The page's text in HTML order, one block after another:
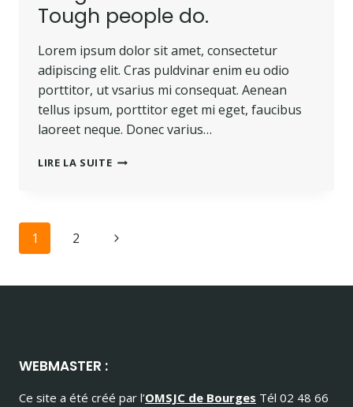
Tough people do.
Lorem ipsum dolor sit amet, consectetur
adipiscing elit. Cras puldvinar enim eu odio
porttitor, ut vsarius mi consequat. Aenean
tellus ipsum, porttitor eget mi eget, faucibus
laoreet neque. Donec varius…
LIRE LA SUITETOUGH
PEOPLE
Navigation
de
1 2
Page
WEBMASTER :
Ce site a été créé par l’OMSJC de Bourges Tél 02 48 66